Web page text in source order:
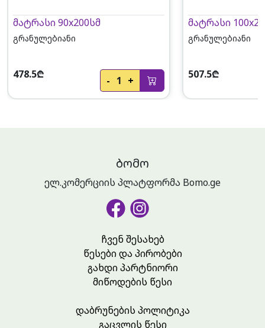
მატრასი 90x200სმ
გრანულებიანი
478.5₾ - 1 +
მატრასი
გრანულებიანი
507.5₾
ᲑᲝᲛᲝ
ელ.კომერციის პლატფორმა Bomo.ge
ჩვენ შესახებ
წესები და პირობები
გახდი პარტნიორი
მიწოდების წესი
დაბრუნების პოლიტიკა
გაცვლის წესი